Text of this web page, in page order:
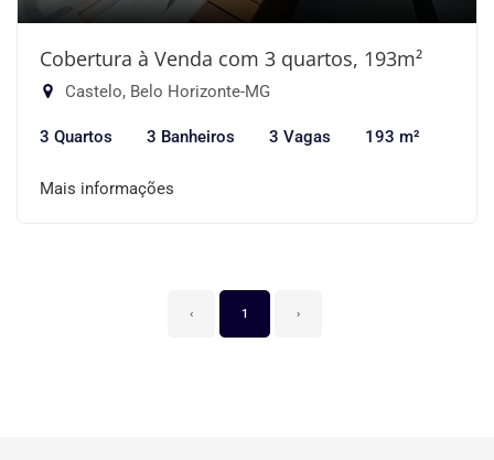
Cobertura à Venda com 3 quartos, 193m²
Castelo, Belo Horizonte-MG
3 Quartos 3 Banheiros 3 Vagas 193 m²
Mais informações
‹ 1 ›